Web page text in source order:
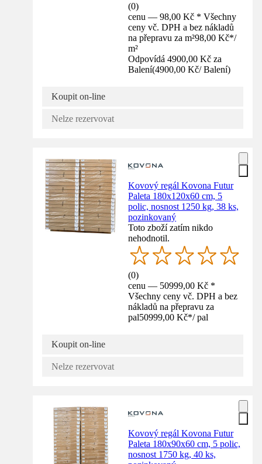
(0)
cenu — 98,00 Kč * Všechny
ceny vč. DPH a bez nákladů
na přepravu za m²98,00 Kč*/
m²
Odpovídá 4900,00 Kč za
Balení(4900,00 Kč/ Balení)
Koupit on-line
Nelze rezervovat
Kovový regál Kovona Futur
Paleta 180x120x60 cm, 5
polic, nosnost 1250 kg, 38 ks,
pozinkovaný
Toto zboží zatím nikdo
nehodnotil.
(0)
cenu — 50999,00 Kč *
Všechny ceny vč. DPH a bez
nákladů na přepravu za
pal50999,00 Kč*/ pal
Koupit on-line
Nelze rezervovat
Kovový regál Kovona Futur
Paleta 180x90x60 cm, 5 polic,
nosnost 1750 kg, 40 ks,